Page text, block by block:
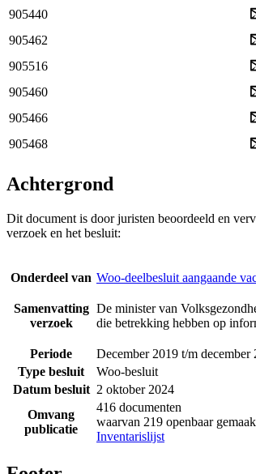
905440
905462
905516
905460
905466
905468
Achtergrond
Dit document is door juristen beoordeeld en
verzoek en het besluit:
Onderdeel van Woo-deelbesluit aangaande
Samenvatting
verzoek
De minister van
die betrekking hebben op
Periode
December 2019 t/m december
Type besluit
Woo-besluit
Datum besluit 2 oktober 2024
Omvang
publicatie
416 documenten
waarvan 219 openbaar
Inventarislijst